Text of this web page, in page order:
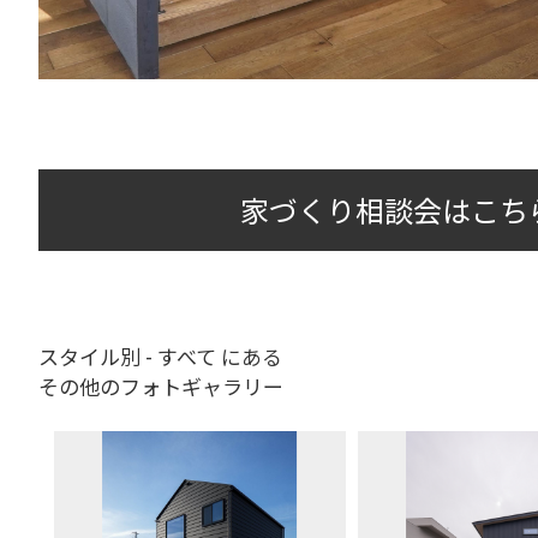
家づくり相談会はこち
スタイル別 - すべて にある
その他のフォトギャラリー